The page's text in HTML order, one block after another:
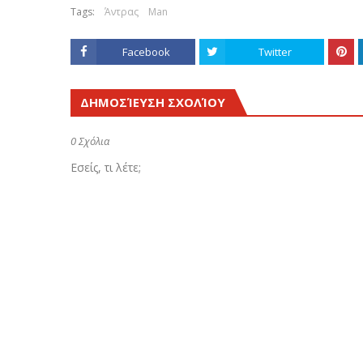
Tags: Άντρας Man
Facebook Twitter
ΔΗΜΟΣΊΕΥΣΗ ΣΧΟΛΊΟΥ
0 Σχόλια
Εσείς, τι λέτε;